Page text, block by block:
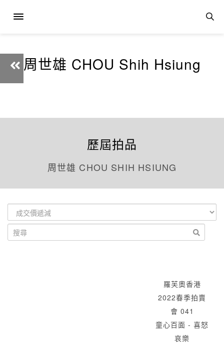
周世雄 CHOU Shih Hsiung
歷屆拍品
周世雄 CHOU SHIH HSIUNG
羅芙奧香港
2022春季拍賣
會 041
童心百面 - 喜怒
哀樂